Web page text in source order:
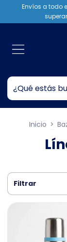
Envíos a todo
Inicio >
Filtrar